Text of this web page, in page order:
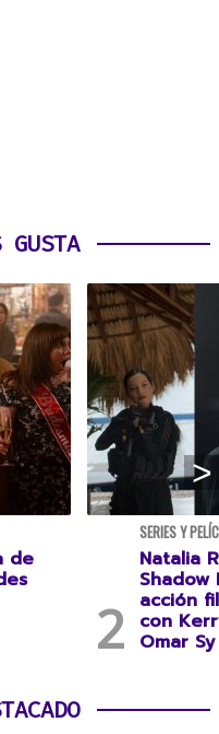
GUSTA
de
SERIES Y
Natalia
acción
con
Omar